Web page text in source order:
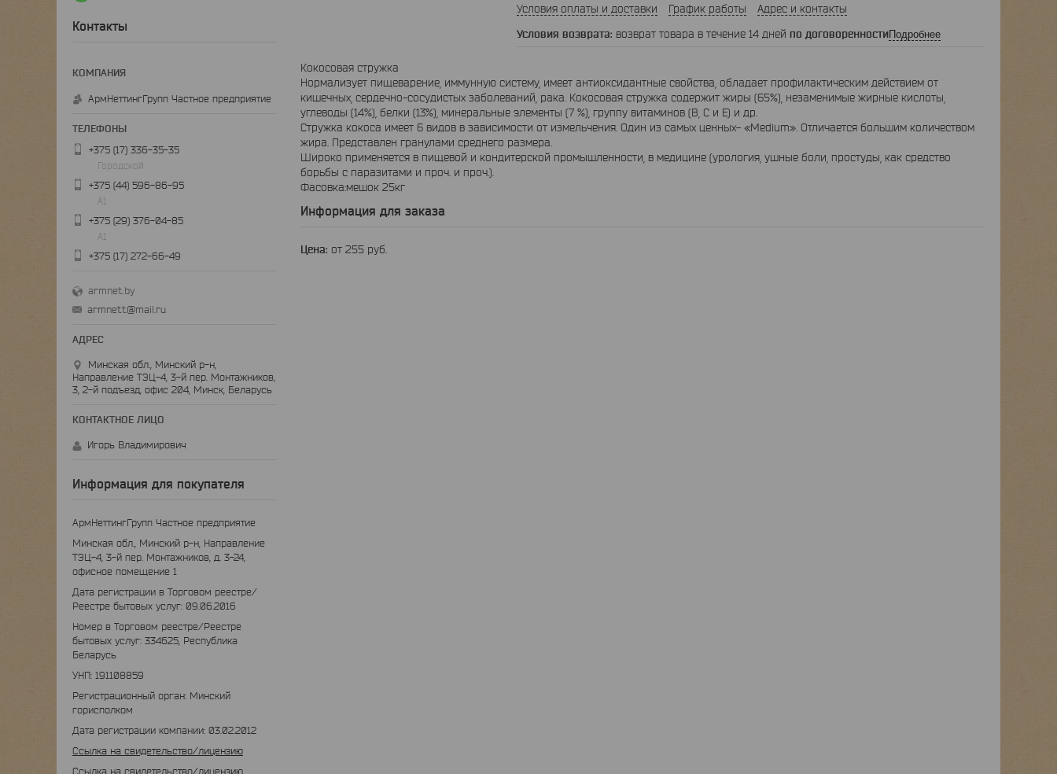
Условия оплаты и доставки График работы
Адрес и контакты
возврат товара в течение 14 дней по договоренностиПодробнее
Кокосовая стружка
Нормализует пищеварение, иммунную систему, имеет антиоксидантные свойства, обладает профилактическим действием от
кишечных, сердечно-сосудистых заболеваний, рака. Кокосовая стружка содержит жиры (65%), незаменимые жирные кислоты,
углеводы (14%), белки (13%), минеральные элементы (7 %), группу витаминов (B, C и Е) и др.
Стружка кокоса имеет 6 видов в зависимости от измельчения. Один из самых ценных- «Medium». Отличается большим количеством
жира. Представлен гранулами среднего размера.
Широко применяется в пищевой и кондитерской промышленности, в медицине (урология, ушные боли, простуды, как средство
борьбы с паразитами и проч. и проч.).
Фасовка:мешок 25кг
Информация для заказа
Цена: от 255 руб.
Контакты
АрмНеттингГрупп Частное предприятие
+375 (17) 336-35-35
Городской
+375 (44) 596-86-95
А1
+375 (29) 376-04-85
А1
+375 (17) 272-66-49
armnet.by
armnett@mail.ru
Минская обл., Минский р-н,
Направление ТЭЦ-4, 3-й пер. Монтажников,
3, 2-й подъезд, офис 204, Минск, Беларусь
Игорь Владимирович
Информация для покупателя
АрмНеттингГрупп Частное предприятие
Минская обл., Минский р-н, Направление
ТЭЦ-4, 3-й пер. Монтажников, д. 3-24,
офисное помещение 1
Дата регистрации в Торговом реестре/
Реестре бытовых услуг: 09.06.2016
Номер в Торговом реестре/Реестре
бытовых услуг: 334625, Республика
Беларусь
УНП: 191108859
Регистрационный орган: Минский
горисполком
Дата регистрации компании: 03.02.2012
Ссылка на свидетельство/лицензию
Ссылка на свидетельство/лицензию